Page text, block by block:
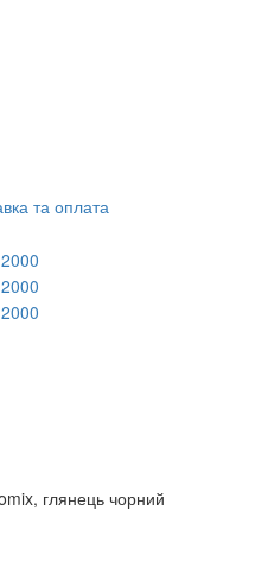
та оплата
глянець чорний